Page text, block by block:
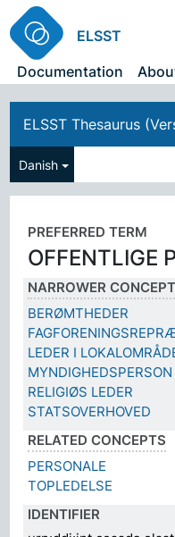
ELSST
Documentation
ELSST Thesaurus
Danish
PREFERRED TERM
OFFENTLIGE
NARROWER
BERØMTHEDER
LEDER I
MYNDIGHEDSPERSON
RELIGIØS LEDER
STATSOVERHOVED
RELATED CONCEPTS
PERSONALE
TOPLEDELSE
IDENTIFIER